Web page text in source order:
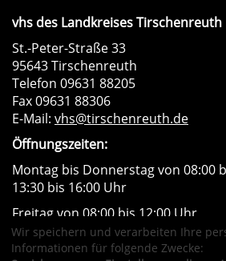
vhs des Landkreises Tirschenreuth
St.-Peter-Straße 33
95643 Tirschenreuth
Telefon 09631 88205
Fax 09631 88306
E-Mail: vhs@tirschenreuth.de
Öffnungszeiten:
Montag bis Donnerstag von 08:00
13:30 bis 16:00 Uhr
Freitag von 08:00 bis 12:00 Uhr
Impressum
AGB
Wir speichern und verarbeiten Ihre
Informationen für folgende Zwecke: